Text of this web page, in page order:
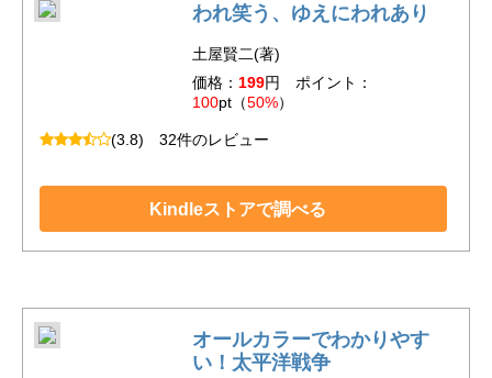
われ笑う、ゆえにわれあり
土屋賢二(著)
価格： 199円 ポイント：
100pt（50%）
(3.8) 32件のレビュー
Kindleストアで調べる
オールカラーでわかりやす
い！太平洋戦争